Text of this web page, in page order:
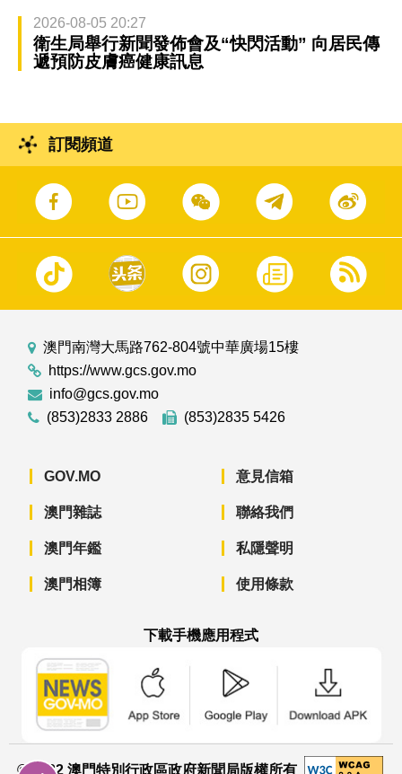
2026-08-05 20:27
衛生局舉行新聞發佈會及“快閃活動” 向居民傳
遞預防皮膚癌健康訊息
訂閱頻道
澳門南灣大馬路762-804號中華廣場15樓
https://www.gcs.gov.mo
info@gcs.gov.mo
(853)2833 2886
(853)2835 5426
GOV.MO
澳門雜誌
澳門年鑑
澳門相簿
意見信箱
聯絡我們
私隱聲明
使用條款
下載手機應用程式
© 2022 澳門特別行政區政府新聞局版權所有